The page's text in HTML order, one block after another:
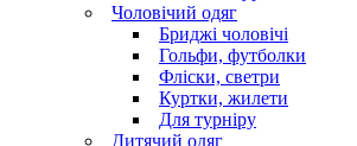
Чоловічий одяг
Бриджі чоловічі
Гольфи, футболки
Фліски, светри
Куртки, жилети
Для турніру
Дитячий одяг